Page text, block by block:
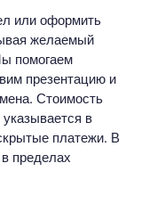
или оформить
желаемый
помогаем
презентацию и
Стоимость
в
платежи. В
пределах